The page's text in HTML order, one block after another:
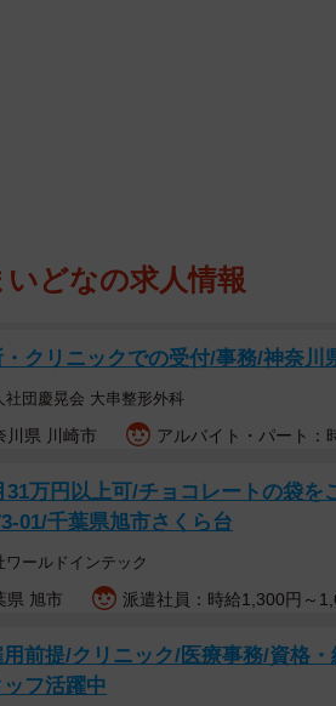
いどなの求人情報
クリニックでの受付/事務/神奈川
社団慶晃会 大串整形外科
川県 川崎市 アルバイト・パート：
31万円以上可/チョコレートの袋を
01/千葉県旭市さくら台
ワールドインテック
県 旭市 派遣社員：時給1,300円～
前提/クリニック/医療事務/資格
フ活躍中